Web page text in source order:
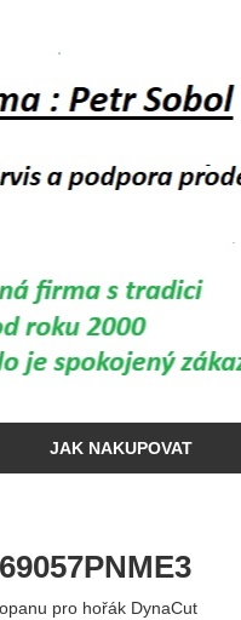
JAK NAKUPOVAT
pro hořák DynaCut